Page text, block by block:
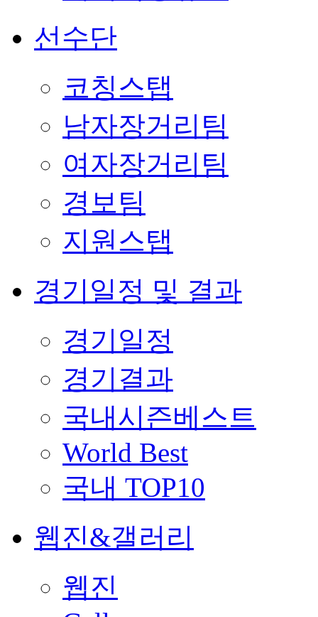
선수단
코칭스탭
남자장거리팀
여자장거리팀
경보팀
지원스탭
경기일정 및 결과
경기일정
경기결과
국내시즌베스트
World Best
국내 TOP10
웹진&갤러리
웹진